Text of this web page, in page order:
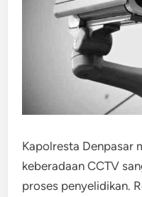
Kapolresta Denpasar
keberadaan CCTV
proses penyelidikan.